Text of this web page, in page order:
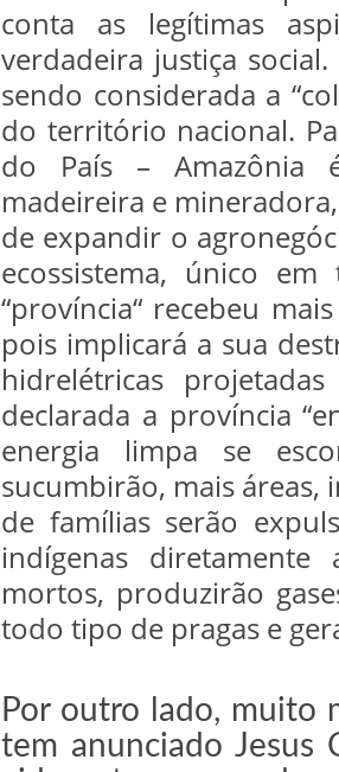
conta as legítimas
verdadeira justiça
sendo considerada a
do território nacional.
do País – Amazônia
madeireira e
de expandir o
ecossistema, único
“província“ recebeu
pois implicará a sua
hidrelétricas
declarada a província
energia limpa se
sucumbirão, mais áreas,
de famílias serão
indígenas
mortos, produzirão
todo tipo de pragas e
Por outro lado, muito
tem anunciado Jesus